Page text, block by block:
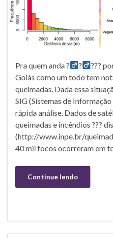
Pra quem anda ?‍ ?‍ ???
Goiás como um todo tem
queimadas. Dada essa
SIG (Sistemas de
rápida análise. Dados de
queimadas e incêndios ???
(http://www.inpe.br/
40 mil focos ocorreram em
Continue lendo